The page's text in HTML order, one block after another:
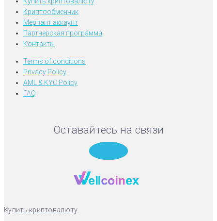
Криптообменник
Мерчант аккаунт
Партнерская программа
Контакты
Terms of conditions
Privacy Policy
AML & KYC Policy
FAQ
Оставайтесь на связи
Купить криптовалюту